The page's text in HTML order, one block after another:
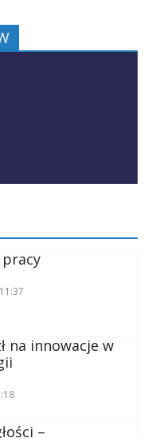
na innowacje w
–